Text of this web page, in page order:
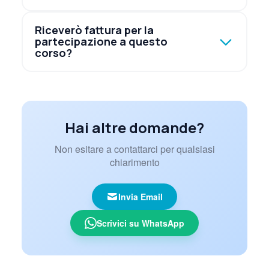
Riceverò fattura per la
partecipazione a questo
corso?
Hai altre domande?
Non esitare a contattarci per qualsiasi
chiarimento
Invia Email
Scrivici su WhatsApp